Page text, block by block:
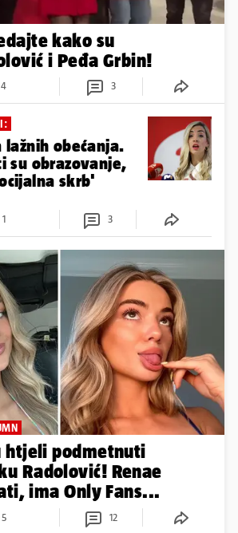
kako su
plesali Radolović i Peđa Grbin!
4 3
obećanja.
su obrazovanje,
skrb'
1 3
htjeli podmetnuti
Radolović! Renae
ima Only Fans...
5 12